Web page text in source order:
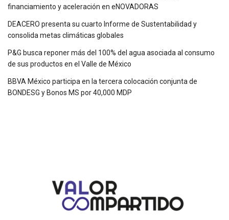
financiamiento y aceleración en eNOVADORAS
DEACERO presenta su cuarto Informe de Sustentabilidad y
consolida metas climáticas globales
P&G busca reponer más del 100% del agua asociada al consumo
de sus productos en el Valle de México
BBVA México participa en la tercera colocación conjunta de
BONDESG y Bonos MS por 40,000 MDP